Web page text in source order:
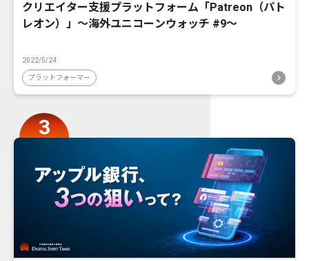
クリエイター支援プラットフォーム「Patreon（パト
レオン）」〜海外ユニコーンウォッチ #9〜
2022/5/24
プラットフォーマー